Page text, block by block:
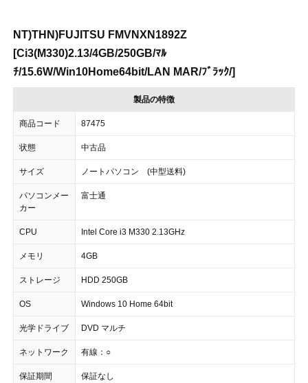
NT)THN)FUJITSU FMVNXN1892Z
[Ci3(M330)2.13/4GB/250GB/ﾏﾙ
ﾁ/15.6W/Win10Home64bit/LAN MAR/ﾌﾞﾗｯｸ/]
製品の特徴
商品コード 87475
状態 中古品
サイズ ノートパソコン (中型送料)
パソコンメー
カー
富士通
CPU Intel Core i3 M330 2.13GHz
メモリ 4GB
ストレージ HDD 250GB
OS Windows 10 Home 64bit
光学ドライブ DVD マルチ
ネットワーク 有線：○
保証期間 保証なし